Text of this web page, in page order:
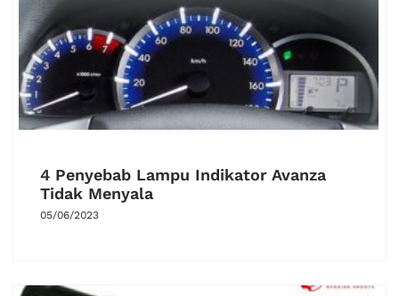
4 Penyebab Lampu Indikator Avanza
Tidak Menyala
05/06/2023